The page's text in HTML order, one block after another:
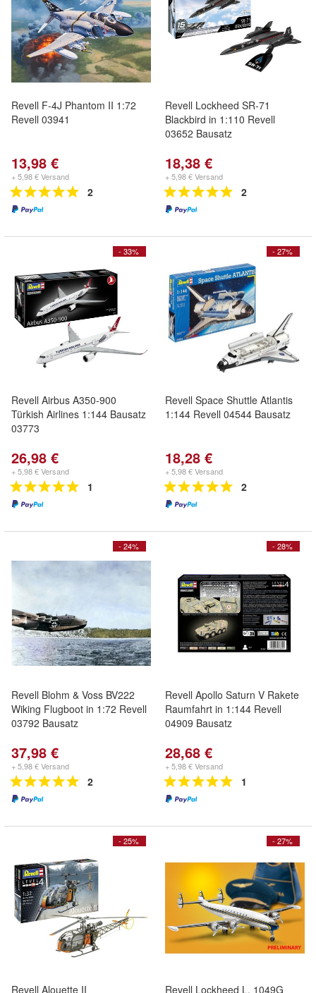
Revell F-4J Phantom II 1:72
Revell 03941
13,98 €
+ 5,98 € Versand
2
Revell Lockheed SR-71
Blackbird in 1:110 Revell
03652 Bausatz
18,38 €
+ 5,98 € Versand
2
- 33%
Revell Airbus A350-900
Türkish Airlines 1:144 Bausatz
03773
26,98 €
+ 5,98 € Versand
1
- 27%
Revell Space Shuttle Atlantis
1:144 Revell 04544 Bausatz
18,28 €
+ 5,98 € Versand
2
- 24%
Revell Blohm & Voss BV222
Wiking Flugboot in 1:72 Revell
03792 Bausatz
37,98 €
+ 5,98 € Versand
2
- 28%
Revell Apollo Saturn V Rakete
Raumfahrt in 1:144 Revell
04909 Bausatz
28,68 €
+ 5,98 € Versand
1
- 25%
Revell Alouette II
- 27%
Revell Lockheed L. 1049G